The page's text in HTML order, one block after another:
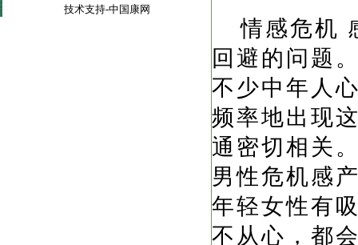
情感危机
回避的问题
不少中年人
频率地出现
通密切相关
男性危机感
年轻女性有
不从心，都
技术支持-中国康网